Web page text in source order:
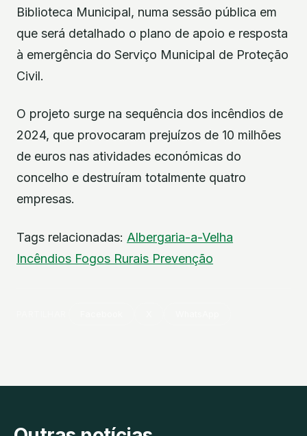
Biblioteca Municipal, numa sessão pública em
que será detalhado o plano de apoio e resposta
à emergência do Serviço Municipal de Proteção
Civil.
O projeto surge na sequência dos incêndios de
2024, que provocaram prejuízos de 10 milhões
de euros nas atividades económicas do
concelho e destruíram totalmente quatro
empresas.
Tags relacionadas: Albergaria-a-Velha
Incêndios Fogos Rurais Prevenção